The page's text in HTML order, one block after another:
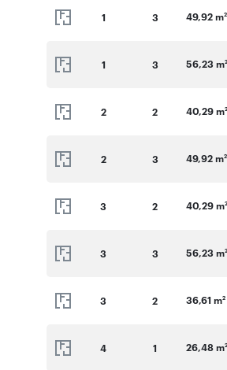
1 3 49,92 m2
1 3 56,23 m2
2 2 40,29 m2
2 3 49,92 m2
3 2 40,29 m2
3 3 56,23 m2
3 2 36,61 m2
4 1 26,48 m2